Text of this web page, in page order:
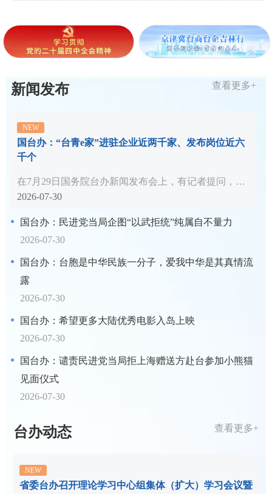
新闻发布 查看更多+
国台办：“台青e家”进驻企业近两千家、发布岗位近六
千个
在7月29日国务院台办新闻发布会上，有记者提问，对于大陆推出“台青e家”服务平台...
2026-07-30
国台办：民进党当局企图“以武拒统”纯属自不量力
2026-07-30
国台办：台胞是中华民族一分子，爱我中华是其真情流
露
2026-07-30
国台办：希望更多大陆优秀电影入岛上映
2026-07-30
国台办：谴责民进党当局拒上海赠送方赴台参加小熊猫
见面仪式
2026-07-30
台办动态 查看更多+
省委台办召开理论学习中心组集体（扩大）学习会议暨